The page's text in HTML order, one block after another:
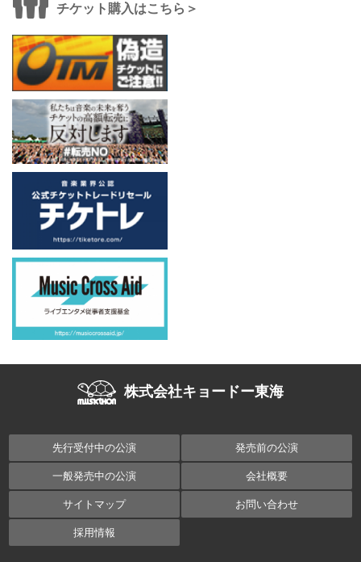
チケット購入はこちら＞
株式会社キョードー東海
先行受付中の公演 発売前の公演
一般発売中の公演 会社概要
サイトマップ お問い合わせ
採用情報